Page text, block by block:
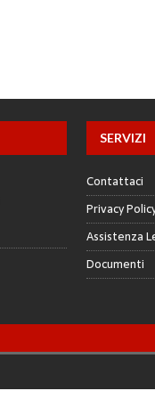
SERVIZI
Contattaci
Privacy
Assistenza
Documenti